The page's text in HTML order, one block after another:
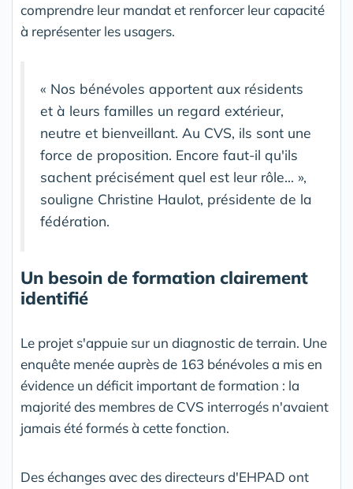
comprendre leur mandat et renforcer leur capacité
à représenter les usagers.
« Nos bénévoles apportent aux résidents
et à leurs familles un regard extérieur,
neutre et bienveillant. Au CVS, ils sont une
force de proposition. Encore faut-il qu'ils
sachent précisément quel est leur rôle... »,
souligne Christine Haulot, présidente de la
fédération.
Un besoin de formation clairement
identifié
Le projet s'appuie sur un diagnostic de terrain. Une
enquête menée auprès de 163 bénévoles a mis en
évidence un déficit important de formation : la
majorité des membres de CVS interrogés n'avaient
jamais été formés à cette fonction.
Des échanges avec des directeurs d'EHPAD ont